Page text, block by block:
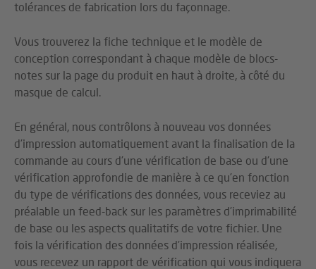
tolérances de fabrication lors du façonnage.
Vous trouverez la fiche technique et le modèle de
conception correspondant à chaque modèle de blocs-
notes sur la page du produit en haut à droite, à côté du
masque de calcul.
En général, nous contrôlons à nouveau vos données
d’impression automatiquement avant la finalisation de la
commande au cours d’une vérification de base ou d’une
vérification approfondie de manière à ce qu’en fonction
du type de vérifications des données, vous receviez au
préalable un feed-back sur les paramètres d’imprimabilité
de base ou les aspects qualitatifs de votre fichier. Une
fois la vérification des données d’impression réalisée,
vous recevez un rapport de vérification qui vous indiquera